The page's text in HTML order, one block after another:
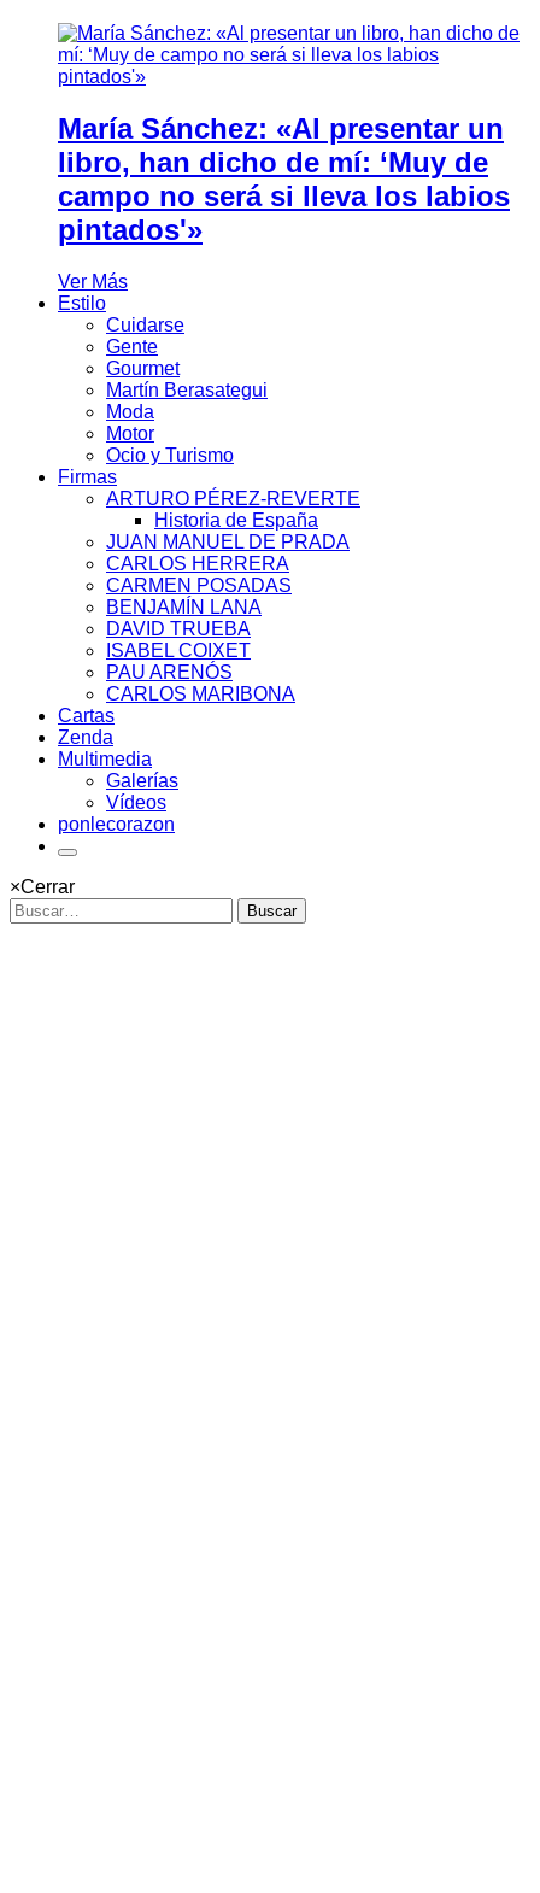
María Sánchez: «Al presentar un
libro, han dicho de mí: ‘Muy de
campo no será si lleva los labios
pintados'»
Ver Más
Estilo
Cuidarse
Gente
Gourmet
Martín Berasategui
Moda
Motor
Ocio y Turismo
Firmas
ARTURO PÉREZ-REVERTE
Historia de España
JUAN MANUEL DE PRADA
CARLOS HERRERA
CARMEN POSADAS
BENJAMÍN LANA
DAVID TRUEBA
ISABEL COIXET
PAU ARENÓS
CARLOS MARIBONA
Cartas
Zenda
Multimedia
Galerías
Vídeos
ponlecorazon
×Cerrar
Buscar